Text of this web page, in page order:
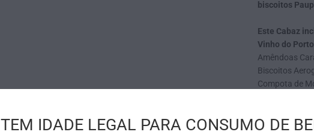
biscoitos
Este Cabaz
Vinho do
Amêndoas
Biscoitos
Compota de
Bombons de
Caixa
Postal de Natal
TEM IDADE LEGAL PARA CONSUMO DE